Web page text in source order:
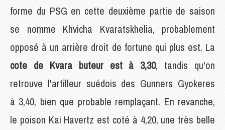
forme du PSG en cette deuxième partie de saison
se nomme Khvicha Kvaratskhelia, probablement
opposé à un arrière droit de fortune qui plus est. La
cote de Kvara buteur est à 3,30, tandis qu'on
retrouve l'artilleur suédois des Gunners Gyokeres
à 3,40, bien que probable remplaçant. En revanche,
le poison Kai Havertz est coté à 4,20, une très belle